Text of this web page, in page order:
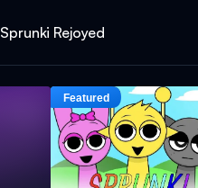
Sprunki Rejoyed